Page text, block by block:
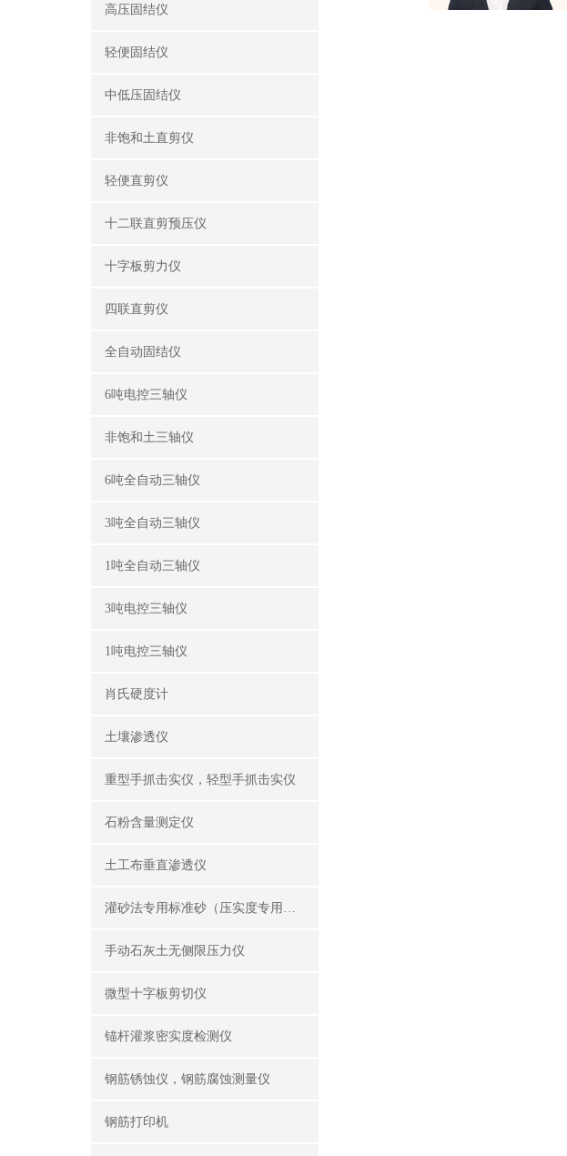
高压固结仪
轻便固结仪
中低压固结仪
非饱和土直剪仪
轻便直剪仪
十二联直剪预压仪
十字板剪力仪
四联直剪仪
全自动固结仪
6吨电控三轴仪
非饱和土三轴仪
6吨全自动三轴仪
3吨全自动三轴仪
1吨全自动三轴仪
3吨电控三轴仪
1吨电控三轴仪
肖氏硬度计
土壤渗透仪
重型手抓击实仪，轻型手抓击实仪
石粉含量测定仪
土工布垂直渗透仪
灌砂法专用标准砂（压实度专用砂）
手动石灰土无侧限压力仪
微型十字板剪切仪
锚杆灌浆密实度检测仪
钢筋锈蚀仪，钢筋腐蚀测量仪
钢筋打印机